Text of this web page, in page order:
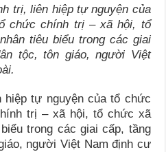
trị, liên hiệp tự nguyện của
chức chính trị – xã hội, tổ
tiêu biểu trong các giai
tộc, tôn giáo, người Việt
tự nguyện của tổ chức
trị – xã hội, tổ chức xã
trong các giai cấp, tầng
người Việt Nam định cư